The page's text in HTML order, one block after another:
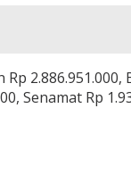
2.886.951.000,
Senamat Rp